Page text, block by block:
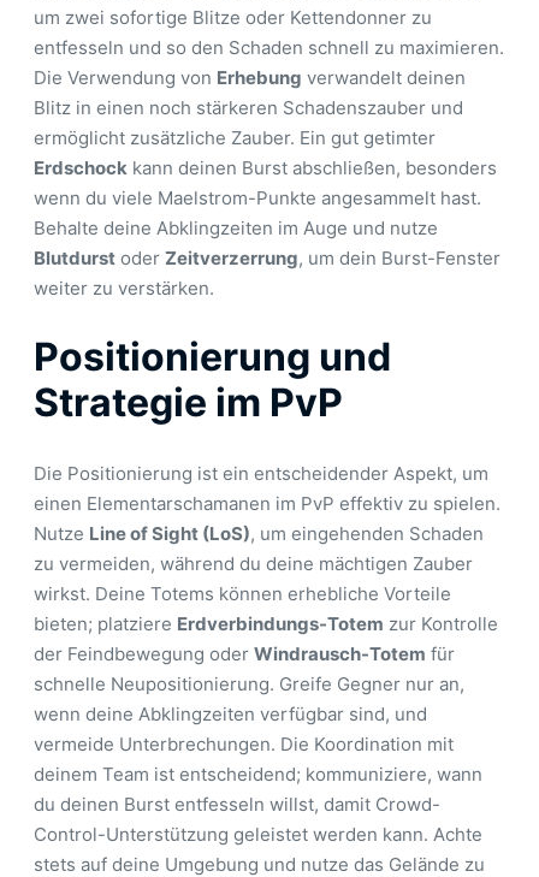
um zwei sofortige Blitze oder Kettendonner zu
entfesseln und so den Schaden schnell zu maximieren.
Die Verwendung von Erhebung verwandelt deinen
Blitz in einen noch stärkeren Schadenszauber und
ermöglicht zusätzliche Zauber. Ein gut getimter
Erdschock kann deinen Burst abschließen, besonders
wenn du viele Maelstrom-Punkte angesammelt hast.
Behalte deine Abklingzeiten im Auge und nutze
Blutdurst oder Zeitverzerrung, um dein Burst-Fenster
weiter zu verstärken.
Positionierung und
Strategie im PvP
Die Positionierung ist ein entscheidender Aspekt, um
einen Elementarschamanen im PvP effektiv zu spielen.
Nutze Line of Sight (LoS), um eingehenden Schaden
zu vermeiden, während du deine mächtigen Zauber
wirkst. Deine Totems können erhebliche Vorteile
bieten; platziere Erdverbindungs-Totem zur Kontrolle
der Feindbewegung oder Windrausch-Totem für
schnelle Neupositionierung. Greife Gegner nur an,
wenn deine Abklingzeiten verfügbar sind, und
vermeide Unterbrechungen. Die Koordination mit
deinem Team ist entscheidend; kommuniziere, wann
du deinen Burst entfesseln willst, damit Crowd-
Control-Unterstützung geleistet werden kann. Achte
stets auf deine Umgebung und nutze das Gelände zu